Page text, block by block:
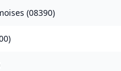
(08390)
)